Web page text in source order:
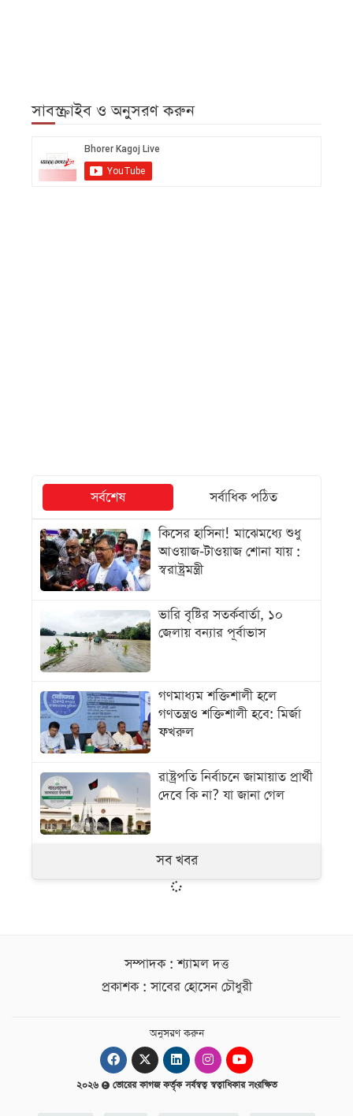
সাবস্ক্রাইব ও অনুসরণ করুন
সর্বশেষ
সর্বাধিক পঠিত
কিসের হাসিনা! মাঝেমধ্যে শুধু
আওয়াজ-টাওয়াজ শোনা যায় :
স্বরাষ্ট্রমন্ত্রী
ভারি বৃষ্টির সতর্কবার্তা, ১০
জেলায় বন্যার পূর্বাভাস
গণমাধ্যম শক্তিশালী হলে
গণতন্ত্রও শক্তিশালী হবে: মির্জা
ফখরুল
রাষ্ট্রপতি নির্বাচনে জামায়াত প্রার্থী
দেবে কি না? যা জানা গেল
সব খবর
সম্পাদক : শ্যামল দত্ত
প্রকাশক : সাবের হোসেন চৌধুরী
অনুসরণ করুন
২০২৬ ভোরের কাগজ কর্তৃক সর্বস্বত্ব স্বত্বাধিকার সংরক্ষিত